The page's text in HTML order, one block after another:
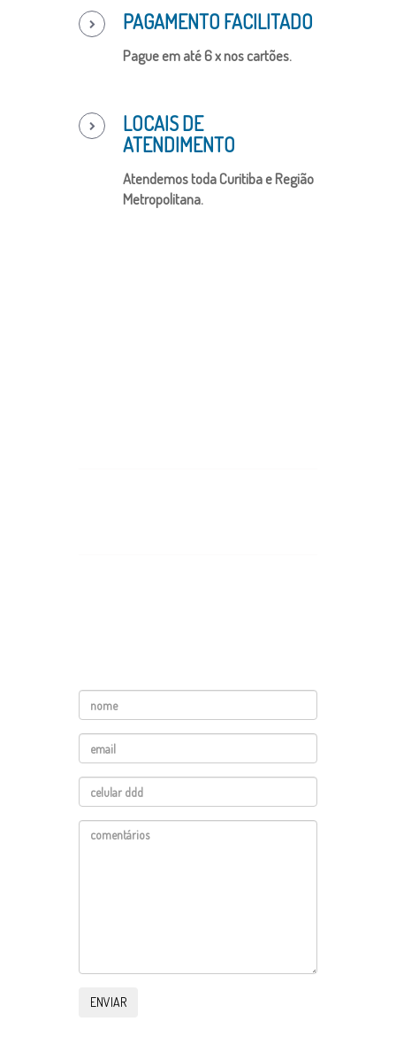
PAGAMENTO FACILITADO
Pague em até 6 x nos cartões.
LOCAIS DE
ATENDIMENTO
Atendemos toda Curitiba e Região
Metropolitana.